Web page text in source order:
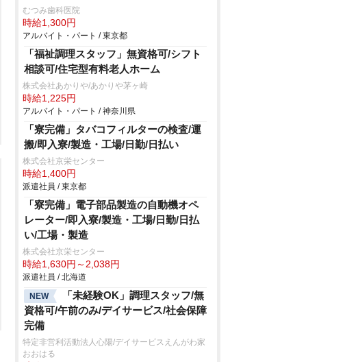
むつみ歯科医院
時給1,300円
アルバイト・パート / 東京都
「福祉調理スタッフ」無資格可/シフト
相談可/住宅型有料老人ホーム
株式会社あかりや/あかりや茅ヶ崎
時給1,225円
アルバイト・パート / 神奈川県
「寮完備」タバコフィルターの検査/運
搬/即入寮/製造・工場/日勤/日払い
株式会社京栄センター
時給1,400円
派遣社員 / 東京都
「寮完備」電子部品製造の自動機オペ
レーター/即入寮/製造・工場/日勤/日払
い/工場・製造
株式会社京栄センター
時給1,630円～2,038円
派遣社員 / 北海道
NEW
「未経験OK」調理スタッフ/無
資格可/午前のみ/デイサービス/社会保障
完備
特定非営利活動法人心陽/デイサービスえんがわ家
おおはる